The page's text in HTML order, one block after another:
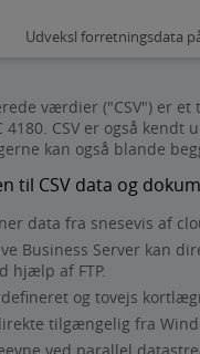
Udveksl forretningsdata
værdier ("CSV") er
4180. CSV er også
kan også blande
til CSV data og
data fra snesevis af
Business Server kan
hjælp af FTP.
og tovejs
tilgængelig fra